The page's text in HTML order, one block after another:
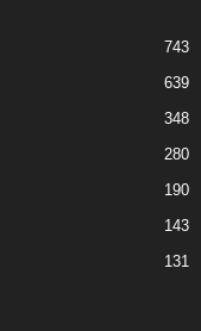
743
639
348
280
190
143
131